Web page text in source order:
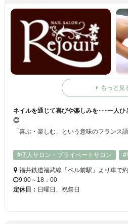
もっと見
ネイルを通じて喜びや楽しみを･･･一人
◎
#個人サロン・プライベートサロン
#
福井鉄道福武線「ベル前駅」より車で
9:00～18：00
定休日： 日曜日、祝祭日